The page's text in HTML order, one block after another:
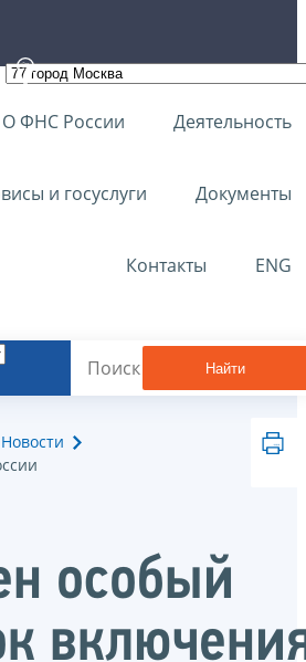
О ФНС России Деятельность
и госуслуги Документы
Контакты ENG
Найти
Новости
особый